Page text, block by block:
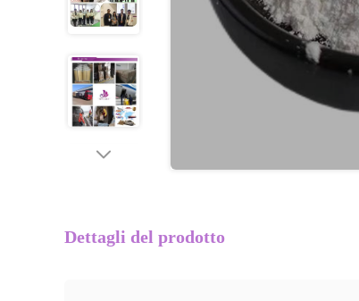
Dettagli del prodotto